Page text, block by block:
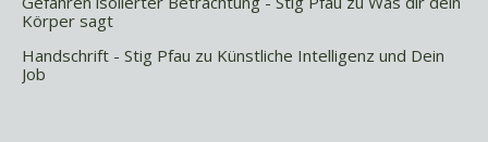
Körper sagt
Handschrift - Stig Pfau zu Künstliche Intelligenz und Dein
Job